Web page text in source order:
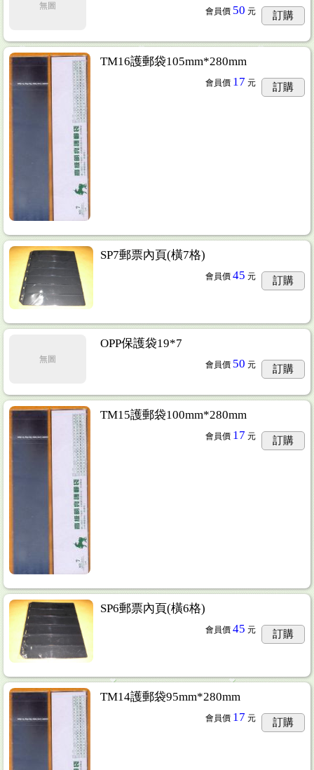
無圖
會員價 50 元 訂購
TM16護郵袋105mm*280mm
會員價 17 元 訂購
SP7郵票內頁(橫7格)
會員價 45 元 訂購
無圖
OPP保護袋19*7
會員價 50 元 訂購
TM15護郵袋100mm*280mm
會員價 17 元 訂購
SP6郵票內頁(橫6格)
會員價 45 元 訂購
TM14護郵袋95mm*280mm
會員價 17 元 訂購